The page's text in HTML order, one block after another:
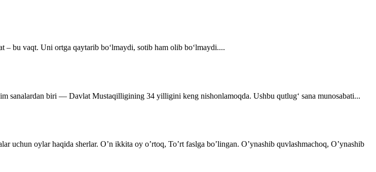
bu vaqt. Uni ortga qaytarib bo‘lmaydi, sotib ham olib bo‘lmaydi....
sanalardan biri — Davlat Mustaqilligining 34 yilligini keng nishonlamoqda. Ushbu qutlug‘ sana munosabati...
oylar haqida sherlar. O’n ikkita oy o’rtoq, To’rt faslga bo’lingan. O’ynashib quvlashmachoq, O’ynashib